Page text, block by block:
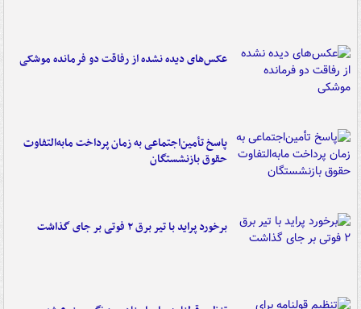
عکس‌های دیده نشده از رفاقت دو فرمانده‌ موشکی
پاسخ تأمین‌اجتماعی به زمان پرداخت مابه‌التفاوت
حقوق بازنشستگان
برخورد پراید با تیر برق ۲ فوتی بر جای گذاشت